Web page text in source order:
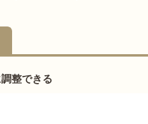
整できる